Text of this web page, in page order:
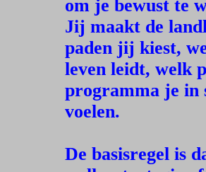
om je bewust te
Jij maakt de
paden jij kiest,
leven leidt, welk
programma je in
voelen.
De basisregel is